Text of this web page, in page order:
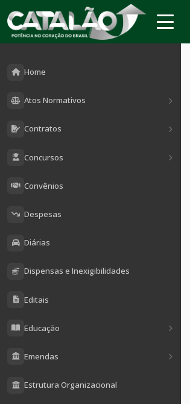
Home
Atos Normativos
Contratos
Concursos
Convênios
Despesas
Diárias
Dispensas e Inexigibilidades
Editais
Educação
Emendas
Estrutura Organizacional